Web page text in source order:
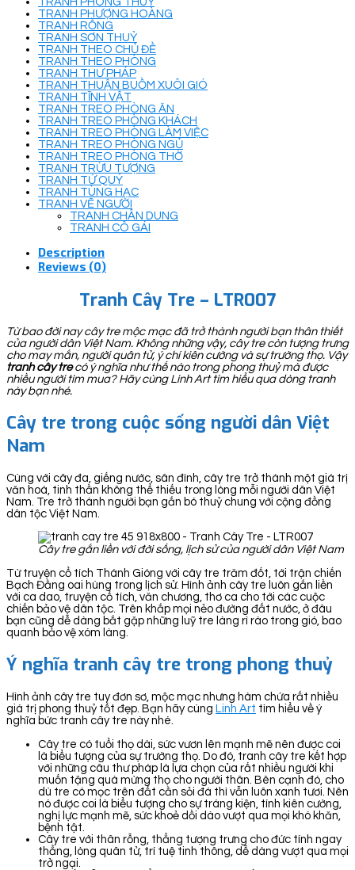
TRANH PHƯỢNG HOÀNG
TRANH RỒNG
TRANH SƠN THUỶ
TRANH THEO CHỦ ĐỀ
TRANH THEO PHÒNG
TRANH THƯ PHÁP
TRANH THUẬN BUỒM XUÔI GIÓ
TRANH TĨNH VẬT
TRANH TREO PHÒNG ĂN
TRANH TREO PHÒNG KHÁCH
TRANH TREO PHÒNG LÀM VIỆC
TRANH TREO PHÒNG NGỦ
TRANH TREO PHÒNG THỜ
TRANH TRỪU TƯỢNG
TRANH TỨ QUÝ
TRANH TÙNG HẠC
TRANH VẼ NGƯỜI
TRANH CHÂN DUNG
TRANH CÔ GÁI
Description
Reviews (0)
Tranh Cây Tre – LTR007
Từ bao đời nay cây tre mộc mạc đã trở thành người bạn thân thiết
của người dân Việt Nam. Không những vậy, cây tre còn tượng trưng
cho may mắn, người quân tử, ý chí kiên cường và sự trường thọ. Vậy
tranh cây trecó ý nghĩa như thế nào trong phong thuỷ mà được
nhiều người tìm mua? Hãy cùng Linh Art tìm hiểu qua dòng tranh
này bạn nhé.
Cây tre trong cuộc sống người dân Việt
Nam
Cùng với cây đa, giếng nước, sân đình, cây tre trở thành một giá trị
văn hoá, tinh thần không thể thiếu trong lòng mỗi người dân Việt
Nam. Tre trở thành người bạn gắn bó thuỷ chung với cộng đồng
dân tộc Việt Nam.
Cây tre gắn liền với đời sống, lịch sử của người dân Việt Nam
Từ truyện cổ tích Thánh Gióng với cây tre trăm đốt, tới trận chiến
Bạch Đằng oai hùng trong lịch sử. Hình ảnh cây tre luôn gắn liền
với ca dao, truyện cổ tích, văn chương, thơ ca cho tới các cuộc
chiến bảo vệ dân tộc. Trên khắp mọi nẻo đường đất nước, ở đâu
bạn cũng dễ dàng bắt gặp những luỹ tre làng rì rào trong gió, bao
quanh bảo vệ xóm làng.
Ý nghĩa tranh cây tre trong phong thuỷ
Hình ảnh cây tre tuy đơn sơ, mộc mạc nhưng hàm chứa rất nhiều
giá trị phong thuỷ tốt đẹp. Bạn hãy cùng Linh Art tìm hiểu về ý
nghĩa bức tranh cây tre này nhé.
Cây tre có tuổi thọ dài, sức vươn lên mạnh mẽ nên được coi
là biểu tượng của sự trường thọ. Do đó, tranh cây tre kết hợp
với những câu thư pháp là lựa chọn của rất nhiều người khi
muốn tặng quà mừng thọ cho người thân. Bên cạnh đó, cho
dù tre có mọc trên đất cằn sỏi đá thì vẫn luôn xanh tươi. Nên
nó được coi là biểu tượng cho sự tráng kiện, tính kiên cường,
nghị lực mạnh mẽ, sức khoẻ dồi dào vượt qua mọi khó khăn,
bệnh tật.
Cây tre với thân rỗng, thẳng tượng trưng cho đức tính ngay
thẳng, lòng quân tử, trí tuệ tinh thông, dễ dàng vượt qua mọi
trở ngại.